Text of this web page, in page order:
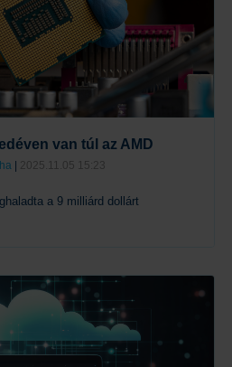
van túl az AMD
2025.11.05 15:23
a 9 milliárd dollárt